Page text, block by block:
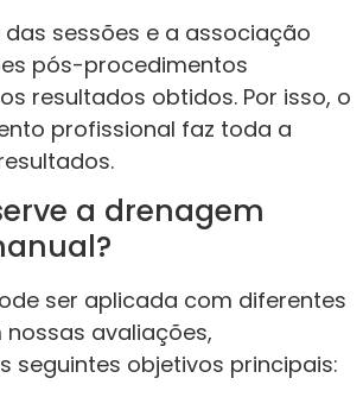
sessões e a associação
pós-procedimentos
resultados obtidos. Por isso, o
profissional faz toda a
a drenagem
ser aplicada com diferentes
nossas avaliações,
seguintes objetivos principais: